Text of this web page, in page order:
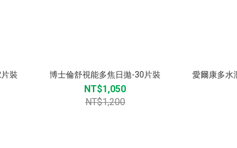
裝 博士倫舒視能多焦日拋-30片裝
NT$1,050
NT$1,200
愛爾康多水